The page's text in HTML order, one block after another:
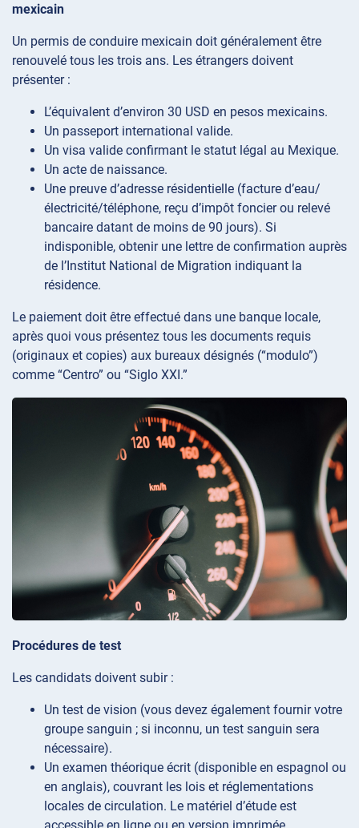
mexicain
Un permis de conduire mexicain doit généralement être
renouvelé tous les trois ans. Les étrangers doivent
présenter :
L’équivalent d’environ 30 USD en pesos mexicains.
Un passeport international valide.
Un visa valide confirmant le statut légal au Mexique.
Un acte de naissance.
Une preuve d’adresse résidentielle (facture d’eau/
électricité/téléphone, reçu d’impôt foncier ou relevé
bancaire datant de moins de 90 jours). Si
indisponible, obtenir une lettre de confirmation auprès
de l’Institut National de Migration indiquant la
résidence.
Le paiement doit être effectué dans une banque locale,
après quoi vous présentez tous les documents requis
(originaux et copies) aux bureaux désignés (“modulo”)
comme “Centro” ou “Siglo XXI.”
Procédures de test
Les candidats doivent subir :
Un test de vision (vous devez également fournir votre
groupe sanguin ; si inconnu, un test sanguin sera
nécessaire).
Un examen théorique écrit (disponible en espagnol ou
en anglais), couvrant les lois et réglementations
locales de circulation. Le matériel d’étude est